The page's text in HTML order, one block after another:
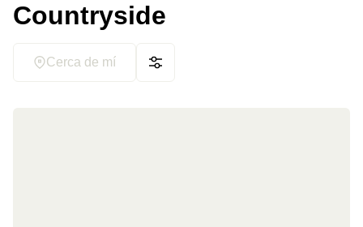
Countryside
Cerca de mí